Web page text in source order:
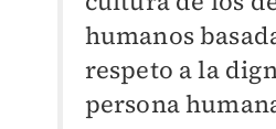
humanos
respeto a la
persona